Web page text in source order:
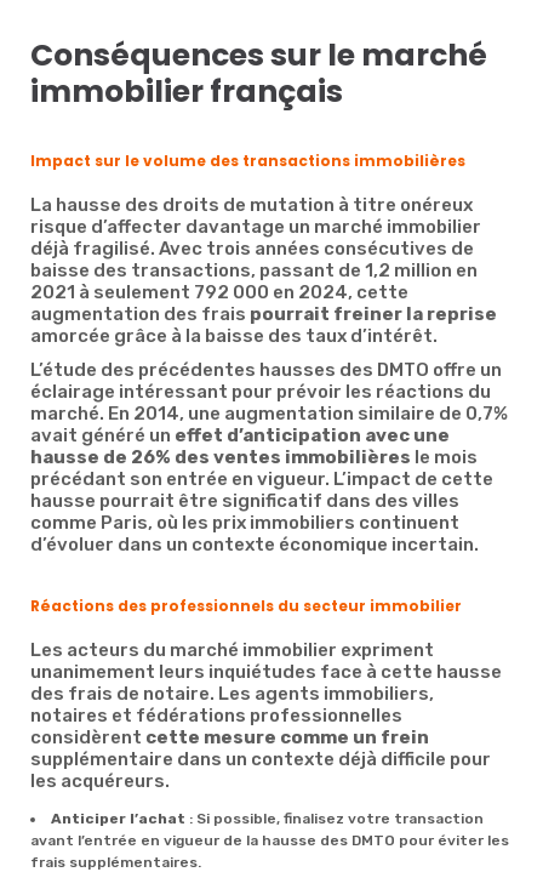
Conséquences sur le marché
immobilier français
Impact sur le volume des transactions immobilières
La hausse des droits de mutation à titre onéreux
risque d’affecter davantage un marché immobilier
déjà fragilisé. Avec trois années consécutives de
baisse des transactions, passant de 1,2 million en
2021 à seulement 792 000 en 2024, cette
augmentation des frais pourrait freiner la reprise
amorcée grâce à la baisse des taux d’intérêt.
L’étude des précédentes hausses des DMTO offre un
éclairage intéressant pour prévoir les réactions du
marché. En 2014, une augmentation similaire de 0,7%
avait généré un effet d’anticipation avec une
hausse de 26% des ventes immobilières le mois
précédant son entrée en vigueur. L’impact de cette
hausse pourrait être significatif dans des villes
comme Paris, où les prix immobiliers continuent
d’évoluer dans un contexte économique incertain.
Réactions des professionnels du secteur immobilier
Les acteurs du marché immobilier expriment
unanimement leurs inquiétudes face à cette hausse
des frais de notaire. Les agents immobiliers,
notaires et fédérations professionnelles
considèrent cette mesure comme un frein
supplémentaire dans un contexte déjà difficile pour
les acquéreurs.
Anticiper l’achat : Si possible, finalisez votre transaction
avant l’entrée en vigueur de la hausse des DMTO pour éviter les
frais supplémentaires.